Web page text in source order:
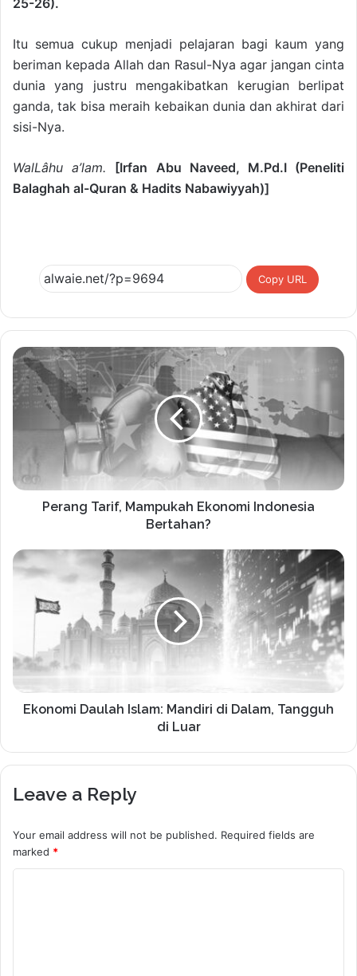
25-26).
Itu semua cukup menjadi pelajaran bagi kaum yang
beriman kepada Allah dan Rasul-Nya agar jangan cinta
dunia yang justru mengakibatkan kerugian berlipat
ganda, tak bisa meraih kebaikan dunia dan akhirat dari
sisi-Nya.
WalLâhu a’lam.
[Irfan Abu Naveed, M.Pd.I (Peneliti
Balaghah al-Quran & Hadits Nabawiyyah)]
Copy URL
Perang Tarif, Mampukah Ekonomi Indonesia
Bertahan?
Ekonomi Daulah Islam: Mandiri di Dalam, Tangguh
di Luar
Leave a Reply
Your email address will not be published. Required fields are
marked *